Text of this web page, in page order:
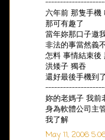
六年前 那隻手機
那可有趣了
當年妳那口子邀
非法的事當然義
怎料 事情結束後
洪矮子 獨吞
還好最後手機到
妳的老媽子 我前
身為軟體公司主
我了解
May 11, 2006